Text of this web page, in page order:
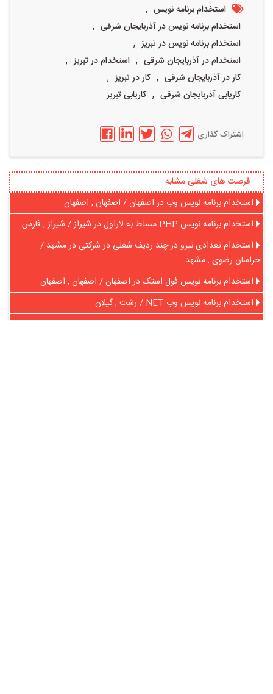
استخدام برنامه نویس ,
استخدام برنامه نویس در آذربایجان شرقی ,
استخدام برنامه نویس در تبریز ,
استخدام در آذربایجان شرقی , استخدام در تبریز ,
کار در آذربایجان شرقی , کار در تبریز ,
کاریابی آذربایجان شرقی , کاریابی تبریز
اشتراک گذاری
فرصت های شغلی مشابه
استخدام برنامه نویس وب در اصفهان / اصفهان , اصفهان
استخدام برنامه نویس PHP مسلط به لاراول در شیراز / شیراز , فارس
استخدام تعدادی نیرو در چند ردیف شغلی در شرکتی در مشهد /
خراسان رضوی , مشهد
استخدام برنامه نویس فول استک در اصفهان / اصفهان , اصفهان
استخدام برنامه نویس وب NET / رشت , گیلان
استخدام برنامه نویس ارشد اندروید، جهت شرکت جهان نیکا تجهیز در